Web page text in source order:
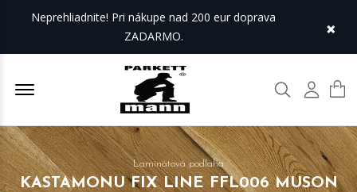
Neprehliadnite! Pri nákupe nad 200 eur doprava
ZADARMO.
×
Offcanvas Menu Open Hľadať Môj
Laminátová podlaha
KASTAMONU FIX LINE FFL006 MUSON